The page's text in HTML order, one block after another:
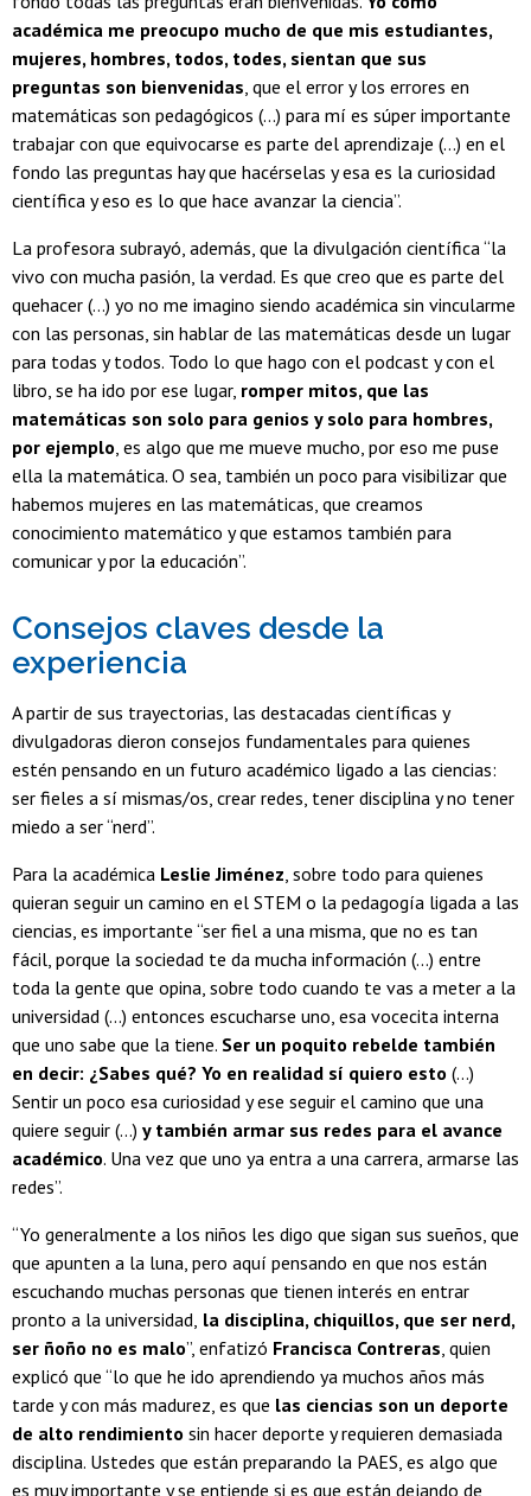
académica me preocupo mucho de que mis estudiantes,
mujeres, hombres, todos, todes, sientan que sus
preguntas son bienvenidas, que el error y los errores en
matemáticas son pedagógicos (...) para mí es súper importante
trabajar con que equivocarse es parte del aprendizaje (...) en el
fondo las preguntas hay que hacérselas y esa es la curiosidad
científica y eso es lo que hace avanzar la ciencia”.
La profesora subrayó, además, que la divulgación científica “la
vivo con mucha pasión, la verdad. Es que creo que es parte del
quehacer (…) yo no me imagino siendo académica sin vincularme
con las personas, sin hablar de las matemáticas desde un lugar
para todas y todos. Todo lo que hago con el podcast y con el
libro, se ha ido por ese lugar, romper mitos, que las
matemáticas son solo para genios y solo para hombres,
por ejemplo, es algo que me mueve mucho, por eso me puse
ella la matemática. O sea, también un poco para visibilizar que
habemos mujeres en las matemáticas, que creamos
conocimiento matemático y que estamos también para
comunicar y por la educación”.
Consejos claves desde la
experiencia
A partir de sus trayectorias, las destacadas científicas y
divulgadoras dieron consejos fundamentales para quienes
estén pensando en un futuro académico ligado a las ciencias:
ser fieles a sí mismas/os, crear redes, tener disciplina y no tener
miedo a ser “nerd”.
Para la académica Leslie Jiménez, sobre todo para quienes
quieran seguir un camino en el STEM o la pedagogía ligada a las
ciencias, es importante “ser fiel a una misma, que no es tan
fácil, porque la sociedad te da mucha información (...) entre
toda la gente que opina, sobre todo cuando te vas a meter a la
universidad (...) entonces escucharse uno, esa vocecita interna
que uno sabe que la tiene. Ser un poquito rebelde también
en decir: ¿Sabes qué? Yo en realidad sí quiero esto (...)
Sentir un poco esa curiosidad y ese seguir el camino que una
quiere seguir (...) y también armar sus redes para el avance
académico. Una vez que uno ya entra a una carrera, armarse las
redes”.
“Yo generalmente a los niños les digo que sigan sus sueños, que
que apunten a la luna, pero aquí pensando en que nos están
escuchando muchas personas que tienen interés en entrar
pronto a la universidad, la disciplina, chiquillos, que ser nerd,
ser ñoño no es malo”, enfatizó Francisca Contreras, quien
explicó que “lo que he ido aprendiendo ya muchos años más
tarde y con más madurez, es que las ciencias son un deporte
de alto rendimiento sin hacer deporte y requieren demasiada
disciplina. Ustedes que están preparando la PAES, es algo que
es muy importante y se entiende si es que están dejando de